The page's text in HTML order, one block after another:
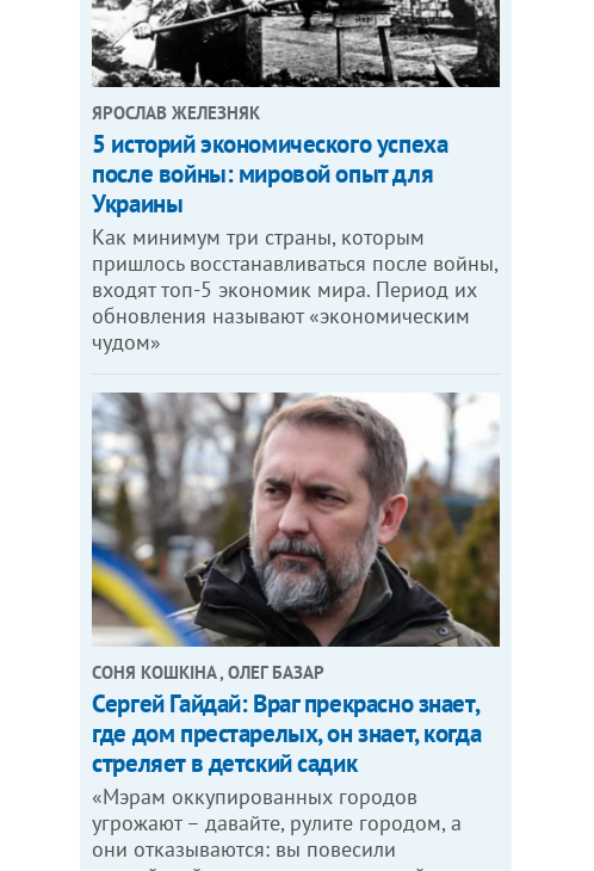
ЯРОСЛАВ ЖЕЛЕЗНЯК
5 историй экономического успеха
после войны: мировой опыт для
Украины
Как минимум три страны, которым
пришлось восстанавливаться после войны,
входят топ-5 экономик мира. Период их
обновления называют «экономическим
чудом»
СОНЯ КОШКІНА , ОЛЕГ БАЗАР
Сергей Гайдай: Враг прекрасно знает,
где дом престарелых, он знает, когда
стреляет в детский садик
«Мэрам оккупированных городов
угрожают – давайте, рулите городом, а
они отказываются: вы повесили